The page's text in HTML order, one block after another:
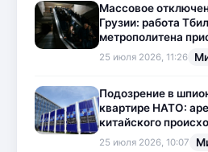
Массовое
Грузии: работа
метрополитена
25 июля 2026, 11:26
Подозрение в
квартире НАТО:
китайского
25 июля 2026, 10:07